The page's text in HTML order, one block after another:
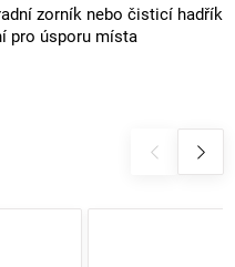
zorník nebo čisticí hadřík
pro úsporu místa